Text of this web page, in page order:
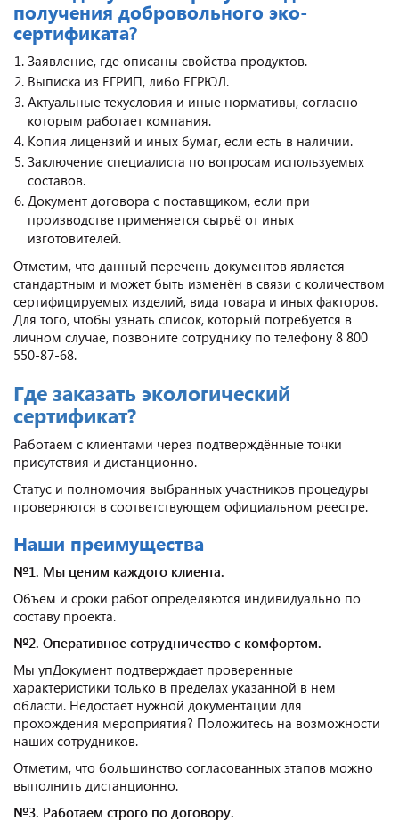
получения добровольного эко-
сертификата?
Заявление, где описаны свойства продуктов.
Выписка из ЕГРИП, либо ЕГРЮЛ.
Актуальные техусловия и иные нормативы, согласно
которым работает компания.
Копия лицензий и иных бумаг, если есть в наличии.
Заключение специалиста по вопросам используемых
составов.
Документ договора с поставщиком, если при
производстве применяется сырьё от иных
изготовителей.
Отметим, что данный перечень документов является
стандартным и может быть изменён в связи с количеством
сертифицируемых изделий, вида товара и иных факторов.
Для того, чтобы узнать список, который потребуется в
личном случае, позвоните сотруднику по телефону 8 800
550-87-68.
Где заказать экологический
сертификат?
Работаем с клиентами через подтверждённые точки
присутствия и дистанционно.
Статус и полномочия выбранных участников процедуры
проверяются в соответствующем официальном реестре.
Наши преимущества
№1. Мы ценим каждого клиента.
Объём и сроки работ определяются индивидуально по
составу проекта.
№2. Оперативное сотрудничество с комфортом.
Мы упДокумент подтверждает проверенные
характеристики только в пределах указанной в нем
области. Недостает нужной документации для
прохождения мероприятия? Положитесь на возможности
наших сотрудников.
Отметим, что большинство согласованных этапов можно
выполнить дистанционно.
№3. Работаем строго по договору.